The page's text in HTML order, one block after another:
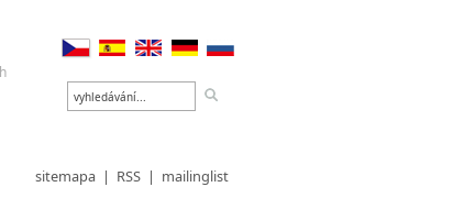
sitemapa | RSS | mailinglist